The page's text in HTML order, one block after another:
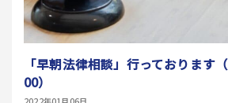
「早朝法律相談」行っております
00）